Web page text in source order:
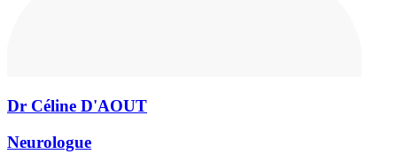
Dr Céline D'AOUT
Neurologue